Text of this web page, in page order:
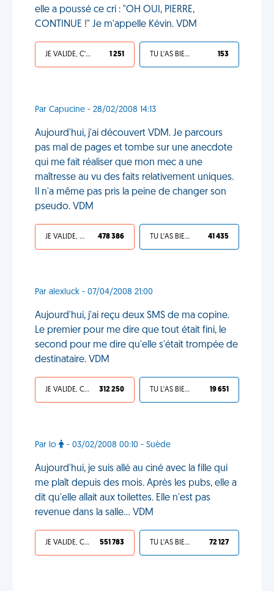
elle a poussé ce cri : "OH OUI, PIERRE,
CONTINUE !" Je m'appelle Kévin. VDM
JE VALIDE, C'EST UNE VDM 1 251 TU L'AS BIEN MÉRITÉ 153
Par Capucine - 28/02/2008 14:13
Aujourd'hui, j'ai découvert VDM. Je parcours
pas mal de pages et tombe sur une anecdote
qui me fait réaliser que mon mec a une
maîtresse au vu des faits relativement uniques.
Il n'a même pas pris la peine de changer son
pseudo. VDM
JE VALIDE, C'EST UNE VDM 478 386 TU L'AS BIEN MÉRITÉ 41 435
Par alexluck - 07/04/2008 21:00
Aujourd'hui, j'ai reçu deux SMS de ma copine.
Le premier pour me dire que tout était fini, le
second pour me dire qu'elle s'était trompée de
destinataire. VDM
JE VALIDE, C'EST UNE VDM 312 250 TU L'AS BIEN MÉRITÉ 19 651
Par lo - 03/02/2008 00:10 - Suède
Aujourd'hui, je suis allé au ciné avec la fille qui
me plaît depuis des mois. Après les pubs, elle a
dit qu'elle allait aux toilettes. Elle n'est pas
revenue dans la salle... VDM
JE VALIDE, C'EST UNE VDM 551 783 TU L'AS BIEN MÉRITÉ 72 127